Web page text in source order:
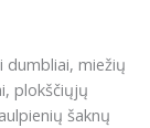
dumbliai, miežių
plokščiųjų
šaknų